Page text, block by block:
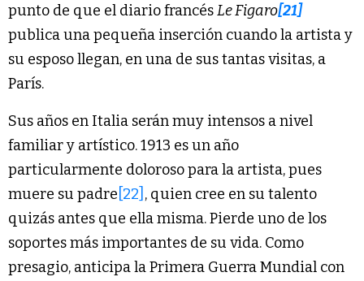
punto de que el diario francésLe Figaro[21]
publica una pequeña inserción cuando la artista y
su esposo llegan, en una de sus tantas visitas, a
París.
Sus años en Italia serán muy intensos a nivel
familiar y artístico. 1913 es un año
particularmente doloroso para la artista, pues
muere su padre [22] , quien cree en su talento
quizás antes que ella misma. Pierde uno de los
soportes más importantes de su vida. Como
presagio, anticipa la Primera Guerra Mundial con